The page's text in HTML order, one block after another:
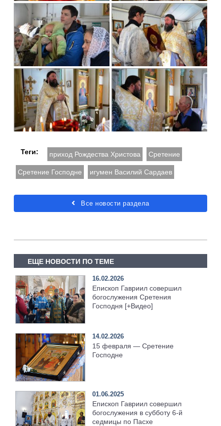
Теги: приход Рождества Христова Сретение
Сретение Господне игумен Василий Сардаев
Все новости раздела
ЕЩЕ НОВОСТИ ПО ТЕМЕ
16.02.2026
Епископ Гавриил совершил
богослужения Сретения
Господня [+Видео]
14.02.2026
15 февраля — Сретение
Господне
01.06.2025
Епископ Гавриил совершил
богослужения в субботу 6-й
седмицы по Пасхе